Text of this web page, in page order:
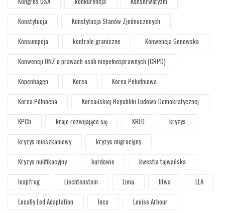
Konstytucja
Konstytucja Stanów Zjednoczonych
Konsumpcja
kontrole graniczne
Konwencja Genewska
Konwencji ONZ o prawach osób niepełnosprawnych (CRPD)
Kopenhagen
Korea
Korea Południowa
Korea Północna
Koreańskiej Republiki Ludowo-Demokratycznej
KPCh
kraje rozwijające się KRLD
kryzys
kryzys mieszkaniowy
kryzys migracyjny
Kryzys nulifikacyjny
kurdowie
kwestia tajwańska
leapfrog
Liechtenstein Lima litwa
LLA
Locally Led Adaptation
loco
Louise Arbour